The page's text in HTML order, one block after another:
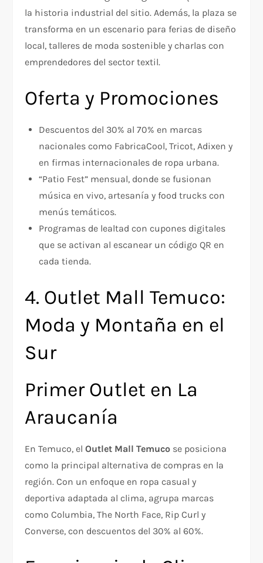
la historia industrial del sitio. Además, la plaza se
transforma en un escenario para ferias de diseño
local, talleres de moda sostenible y charlas con
emprendedores del sector textil.
Oferta y Promociones
Descuentos del 30% al 70% en marcas
nacionales como FabricaCool, Tricot, Adixen y
en firmas internacionales de ropa urbana.
“Patio Fest” mensual, donde se fusionan
música en vivo, artesanía y food trucks con
menús temáticos.
Programas de lealtad con cupones digitales
que se activan al escanear un código QR en
cada tienda.
4. Outlet Mall Temuco:
Moda y Montaña en el
Sur
Primer Outlet en La
Araucanía
En Temuco, elOutlet Mall Temuco se posiciona
como la principal alternativa de compras en la
región. Con un enfoque en ropa casual y
deportiva adaptada al clima, agrupa marcas
como Columbia, The North Face, Rip Curl y
Converse, con descuentos del 30% al 60%.